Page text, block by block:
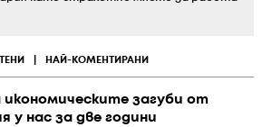
НАЙ-КОМЕНТИРАНИ
икономическите загуби от
у нас за две години